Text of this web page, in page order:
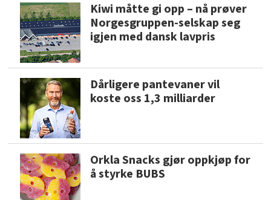
Kiwi måtte gi opp – nå prøver
Norgesgruppen-selskap seg
igjen med dansk lavpris
Dårligere pantevaner vil
koste oss 1,3 milliarder
Orkla Snacks gjør oppkjøp for
å styrke BUBS